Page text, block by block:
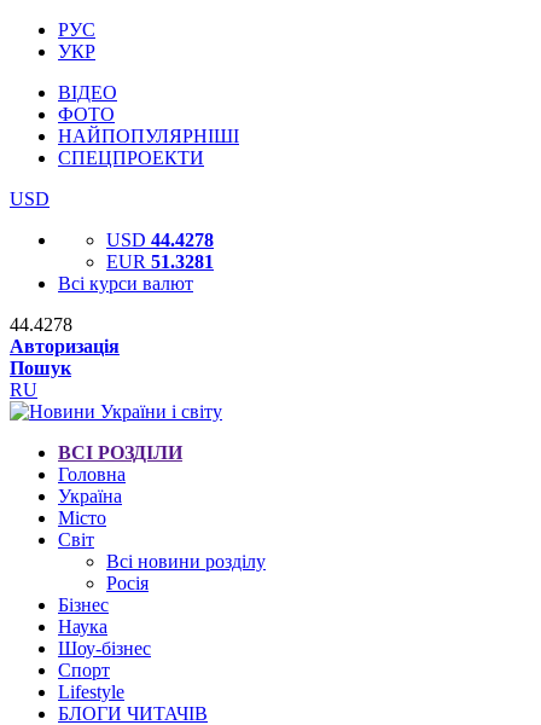
РУС
УКР
ВІДЕО
ФОТО
НАЙПОПУЛЯРНІШІ
СПЕЦПРОЕКТИ
USD
USD 44.4278
EUR 51.3281
Всі курси валют
44.4278
Авторизація
Пошук
RU
ВСІ РОЗДІЛИ
Головна
Україна
Місто
Світ
Всі новини розділу
Росія
Бізнес
Наука
Шоу-бізнес
Спорт
Lifestyle
БЛОГИ ЧИТАЧІВ